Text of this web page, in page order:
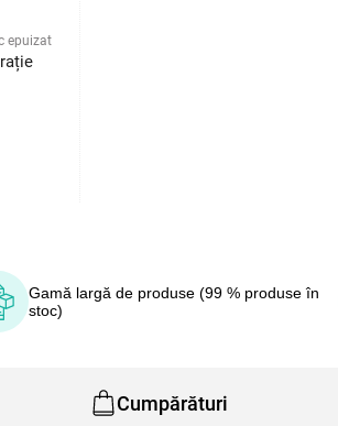
epuizat
Gamă largă de produse (99 % produse în
stoc)
Cumpărături